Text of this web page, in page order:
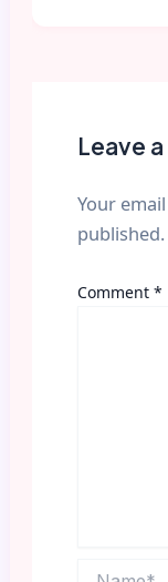
Leave
Your
published.
Comment *